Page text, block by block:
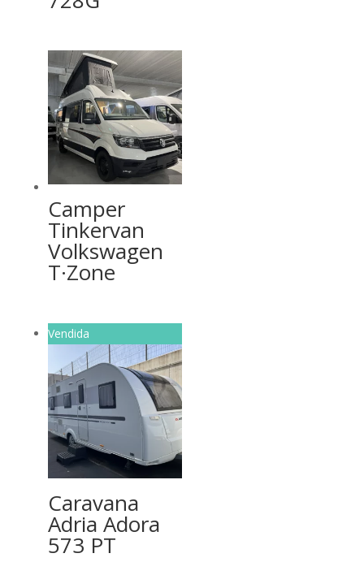
Camper
Tinkervan
Volkswagen
T·Zone
Vendida
Caravana
Adria Adora
573 PT